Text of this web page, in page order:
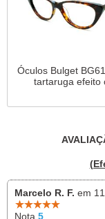
Óculos Bulget
tartaruga efeito
Marcelo R. F. em
Nota 5